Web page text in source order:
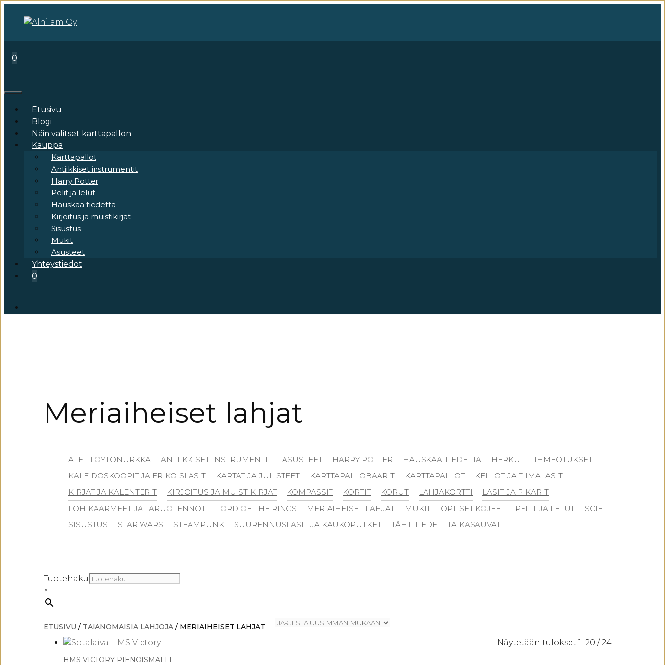
sisältöön
0
Valikko
Etusivu
Blogi
Näin valitset karttapallon
Kauppa
Karttapallot
Antiikkiset instrumentit
Harry Potter
Pelit ja lelut
Hauskaa tiedettä
Kirjoitus ja muistikirjat
Sisustus
Mukit
Asusteet
Yhteystiedot
0
Meriaiheiset lahjat
ALE - LÖYTÖNURKKA ANTIIKKISET INSTRUMENTIT ASUSTEET HARRY POTTER HAUSKAA TIEDETTÄ HERKUT
IHMEOTUKSET
KALEIDOSKOOPIT JA ERIKOISLASIT
KARTAT JA JULISTEET KARTTAPALLOBAARIT KARTTAPALLOT
KELLOT JA TIIMALASIT
KIRJAT JA KALENTERIT
KIRJOITUS JA MUISTIKIRJAT KOMPASSIT KORTIT KORUT LAHJAKORTTI
LASIT JA PIKARIT
LOHIKÄÄRMEET JA TARUOLENNOT
LORD OF THE RINGS MERIAIHEISET LAHJAT MUKIT OPTISET KOJEET PELIT JA LELUT
SCIFI
SISUSTUS
STAR WARS STEAMPUNK SUURENNUSLASIT JA KAUKOPUTKET TÄHTITIEDE TAIKASAUVAT
Tuotehaku
×
ETUSIVU / TAIANOMAISIA LAHJOJA / MERIAIHEISET LAHJAT
Näytetään tulokset 1–20 / 24Sorted
HMS VICTORY PIENOISMALLI